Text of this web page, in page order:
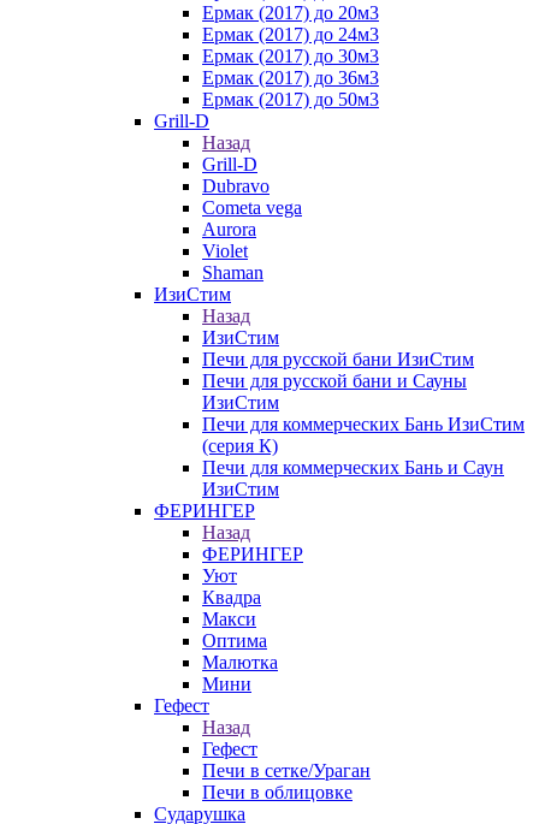
Ермак (2017) до 20м3
Ермак (2017) до 24м3
Ермак (2017) до 30м3
Ермак (2017) до 36м3
Ермак (2017) до 50м3
Grill-D
Назад
Grill-D
Dubravo
Cometa vega
Aurora
Violet
Shaman
ИзиСтим
Назад
ИзиСтим
Печи для русской бани ИзиСтим
Печи для русской бани и Сауны
ИзиСтим
Печи для коммерческих Бань ИзиСтим
(серия К)
Печи для коммерческих Бань и Саун
ИзиСтим
ФЕРИНГЕР
Назад
ФЕРИНГЕР
Уют
Квадра
Макси
Оптима
Малютка
Мини
Гефест
Назад
Гефест
Печи в сетке/Ураган
Печи в облицовке
Сударушка